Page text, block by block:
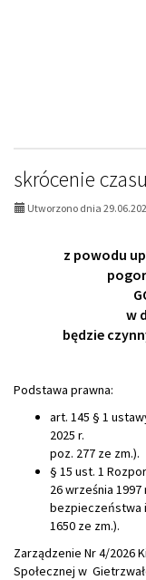
skrócenie
Utworzono dnia
z powodu
w
będzie
Podstawa prawna:
art. 145 § 1
2025 r.
poz. 277 ze zm.).
§ 15 ust. 1
26 września
bezpieczeństwa i
1650 ze zm.).
Zarządzenie Nr 4/2026
Społecznej w